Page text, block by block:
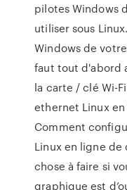
pilotes Windows
utiliser sous
Windows de
faut tout d'abord
la carte / clé Wi-
ethernet Linux
Comment
Linux en ligne de
chose à faire si
graphique est